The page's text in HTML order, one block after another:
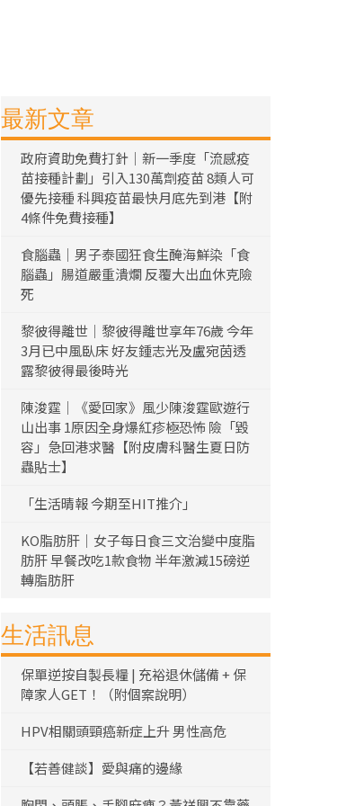
最新文章
政府資助免費打針｜新一季度「流感疫
苗接種計劃」引入130萬劑疫苗 8類人可
優先接種 科興疫苗最快月底先到港【附
4條件免費接種】
食腦蟲｜男子泰國狂食生醃海鮮染「食
腦蟲」腸道嚴重潰爛 反覆大出血休克險
死
黎彼得離世｜黎彼得離世享年76歲 今年
3月已中風臥床 好友鍾志光及盧宛茵透
露黎彼得最後時光
陳浚霆｜《愛回家》風少陳浚霆歐遊行
山出事 1原因全身爆紅疹極恐怖 險「毀
容」急回港求醫【附皮膚科醫生夏日防
蟲貼士】
「生活晴報 今期至HIT推介」
KO脂肪肝｜女子每日食三文治變中度脂
肪肝 早餐改吃1款食物 半年激減15磅逆
轉脂肪肝
生活訊息
保單逆按自製長糧 | 充裕退休儲備 + 保
障家人GET！（附個案說明）
HPV相關頭頸癌新症上升 男性高危
【若善健談】愛與痛的邊緣